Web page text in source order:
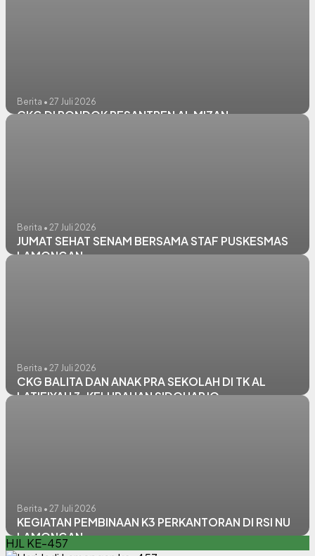
Berita • 27 Juli 2026
CKG DI PONDOK PESANTREN AL MIZAN
Berita • 27 Juli 2026
JUMAT SEHAT SENAM BERSAMA STAF PUSKESMAS
LAMONGAN
Berita • 27 Juli 2026
CKG BALITA DAN ANAK PRA SEKOLAH DI TK AL
LATIFIYAH 3, KELURAHAN SIDOHARJO
Berita • 27 Juli 2026
KEGIATAN PEMBINAAN K3 PERKANTORAN DI RSI NU
LAMONGAN
HJL KE-457